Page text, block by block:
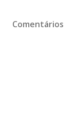
Comentários